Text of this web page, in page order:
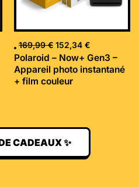
169,99€ 152,34 €
Polaroid – Now+ Gen3 –
Appareil photo instantané
+ film couleur
CADEAUX ✨